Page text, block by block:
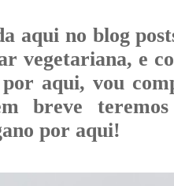
aqui no blog
vegetariana, e
por aqui, vou
breve
por aqui!